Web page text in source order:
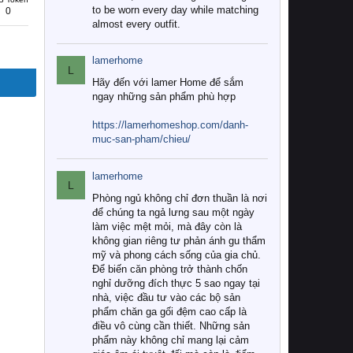
0
to be worn every day while matching
almost every outfit.
L
lamerhome
Hãy đến với lamer Home để sắm
ngay những sản phẩm phù hợp
https://lamerhomeshop.com/danh-
muc-san-pham/chieu/
L
lamerhome
Phòng ngủ không chỉ đơn thuần là nơi
để chúng ta ngả lưng sau một ngày
làm việc mệt mỏi, mà đây còn là
không gian riêng tư phản ánh gu thẩm
mỹ và phong cách sống của gia chủ.
Để biến căn phòng trở thành chốn
nghỉ dưỡng đích thực 5 sao ngay tại
nhà, việc đầu tư vào các bộ sản
phẩm chăn ga gối đệm cao cấp là
điều vô cùng cần thiết. Những sản
phẩm này không chỉ mang lại cảm